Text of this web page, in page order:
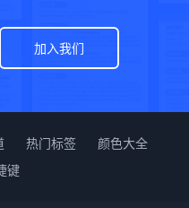
加入我们
热门标签
颜色大全
键